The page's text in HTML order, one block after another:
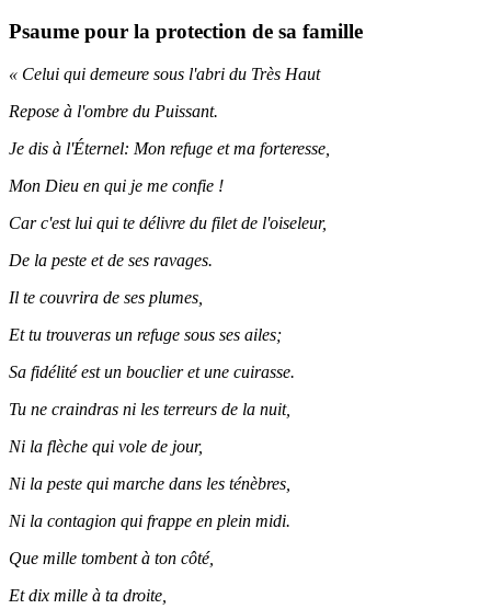
Psaume pour la protection de sa famille
« Celui qui demeure sous l'abri du Très Haut
Repose à l'ombre du Puissant.
Je dis à l'Éternel: Mon refuge et ma forteresse,
Mon Dieu en qui je me confie !
Car c'est lui qui te délivre du filet de l'oiseleur,
De la peste et de ses ravages.
Il te couvrira de ses plumes,
Et tu trouveras un refuge sous ses ailes;
Sa fidélité est un bouclier et une cuirasse.
Tu ne craindras ni les terreurs de la nuit,
Ni la flèche qui vole de jour,
Ni la peste qui marche dans les ténèbres,
Ni la contagion qui frappe en plein midi.
Que mille tombent à ton côté,
Et dix mille à ta droite,